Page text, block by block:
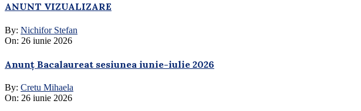
ANUNT VIZUALIZARE
By: Nichifor Stefan
On: 26 iunie 2026
Anunț Bacalaureat sesiunea iunie-iulie 2026
By: Cretu Mihaela
On: 26 iunie 2026